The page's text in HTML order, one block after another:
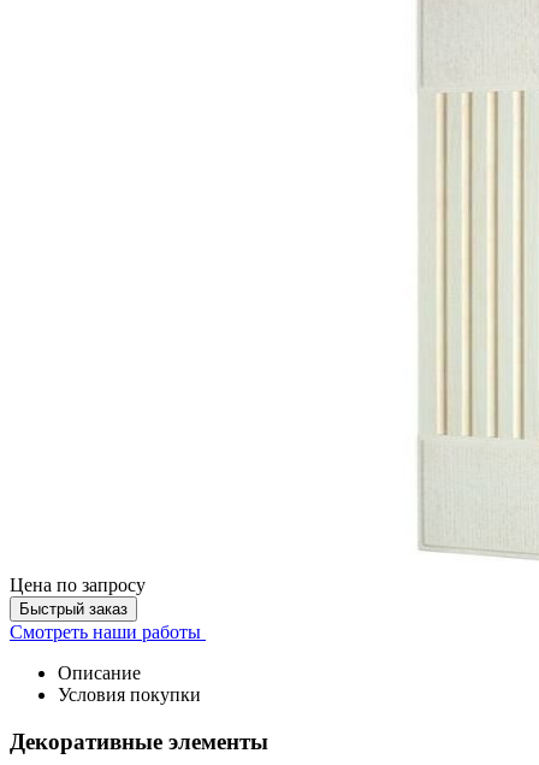
Цена по запросу
Быстрый заказ
Смотреть наши работы
Описание
Условия покупки
Декоративные элементы